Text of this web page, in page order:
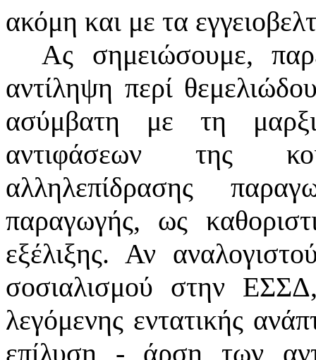
ακόμη και με τα
Ας σημειώσουμε,
αντίληψη περί
ασύμβατη με τη
αντιφάσεων της
αλληλεπίδρασης
παραγωγής, ως
εξέλιξης. Αν
σοσιαλισμού στην
λεγόμενης εντατικής
επίλυση - άρση των